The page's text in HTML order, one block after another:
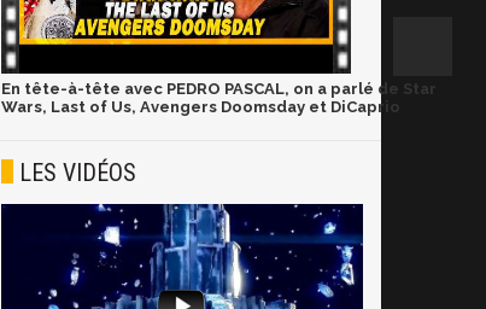
En tête-à-tête avec PEDRO PASCAL, on a parlé de Star
Wars, Last of Us, Avengers Doomsday et DiCaprio
LES VIDÉOS